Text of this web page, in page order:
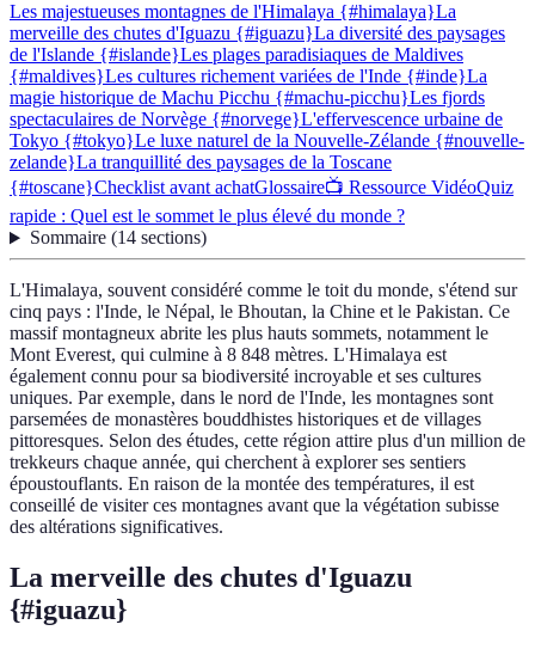
Les majestueuses montagnes de l'Himalaya {#himalaya}La
merveille des chutes d'Iguazu {#iguazu}La diversité des paysages
de l'Islande {#islande}Les plages paradisiaques de Maldives
{#maldives}Les cultures richement variées de l'Inde {#inde}La
magie historique de Machu Picchu {#machu-picchu}Les fjords
spectaculaires de Norvège {#norvege}L'effervescence urbaine de
Tokyo {#tokyo}Le luxe naturel de la Nouvelle-Zélande {#nouvelle-
zelande}La tranquillité des paysages de la Toscane
{#toscane}Checklist avant achatGlossaire📺 Ressource VidéoQuiz
rapide : Quel est le sommet le plus élevé du monde ?
Sommaire(14 sections)
L'Himalaya, souvent considéré comme le toit du monde, s'étend sur
cinq pays : l'Inde, le Népal, le Bhoutan, la Chine et le Pakistan. Ce
massif montagneux abrite les plus hauts sommets, notamment le
Mont Everest, qui culmine à 8 848 mètres. L'Himalaya est
également connu pour sa biodiversité incroyable et ses cultures
uniques. Par exemple, dans le nord de l'Inde, les montagnes sont
parsemées de monastères bouddhistes historiques et de villages
pittoresques. Selon des études, cette région attire plus d'un million de
trekkeurs chaque année, qui cherchent à explorer ses sentiers
époustouflants. En raison de la montée des températures, il est
conseillé de visiter ces montagnes avant que la végétation subisse
des altérations significatives.
La merveille des chutes d'Iguazu
{#iguazu}